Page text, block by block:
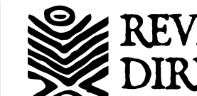
Navegação
Principal
Conteúdo
principal
Barra
Lateral